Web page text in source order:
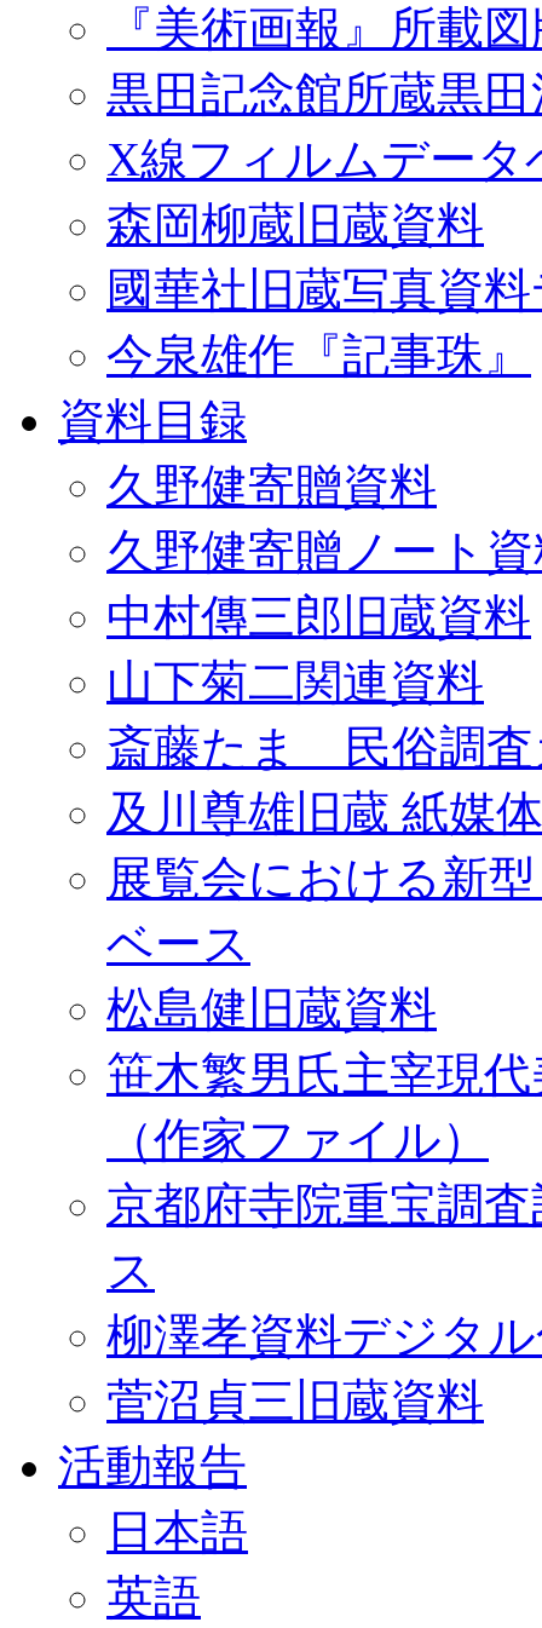
『美術画報』所載
黒田記念館所蔵黒
X線フィルムデータ
森岡柳蔵旧蔵資料
國華社旧蔵写真資
今泉雄作『記事珠』
資料目録
久野健寄贈資料
久野健寄贈ノート
中村傳三郎旧蔵資料
山下菊二関連資料
斎藤たま 民俗調査
及川尊雄旧蔵 紙媒
展覧会における新
ベース
松島健旧蔵資料
笹木繁男氏主宰現
（作家ファイル）
京都府寺院重宝調
ス
柳澤孝資料デジタ
菅沼貞三旧蔵資料
活動報告
日本語
英語